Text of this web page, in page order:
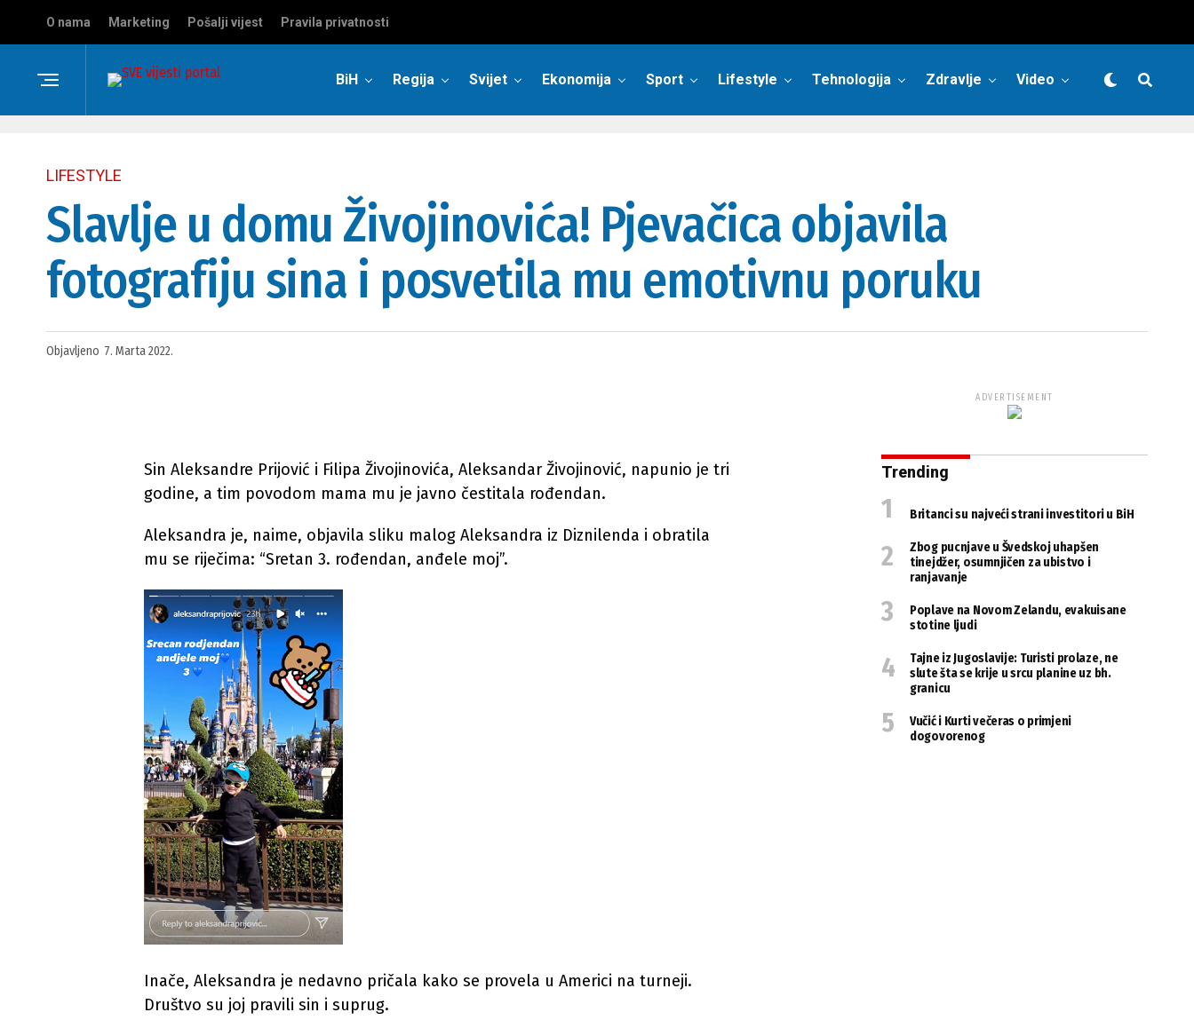
O nama Marketing Pošalji vijest Pravila privatnosti
BiH Regija Svijet Ekonomija Sport Lifestyle Tehnologija Zdravlje Video
LIFESTYLE
Slavlje u domu Živojinovića! Pjevačica objavila
fotografiju sina i posvetila mu emotivnu poruku
Objavljeno 7. Marta 2022.
Sin Aleksandre Prijović i Filipa Živojinovića, Aleksandar Živojinović, napunio je tri
godine, a tim povodom mama mu je javno čestitala rođendan.
Aleksandra je, naime, objavila sliku malog Aleksandra iz Diznilenda i obratila
mu se riječima: “Sretan 3. rođendan, anđele moj”.
Inače, Aleksandra je nedavno pričala kako se provela u Americi na turneji.
Društvo su joj pravili sin i suprug.
ADVERTISEMENT
Trending
Britanci su najveći strani investitori u BiH
Zbog pucnjave u Švedskoj uhapšen
tinejdžer, osumnjičen za ubistvo i
ranjavanje
Poplave na Novom Zelandu, evakuisane
stotine ljudi
Tajne iz Jugoslavije: Turisti prolaze, ne
slute šta se krije u srcu planine uz bh.
granicu
Vučić i Kurti večeras o primjeni
dogovorenog